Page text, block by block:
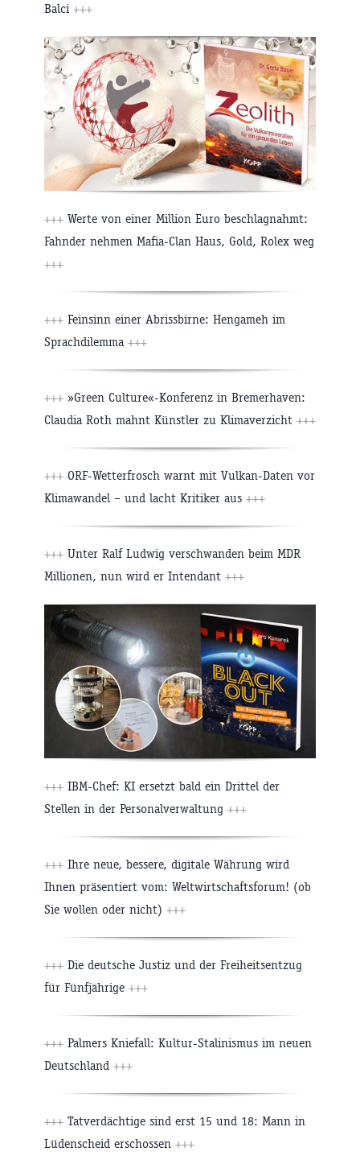
Balci +++
+++ Werte von einer Million Euro beschlagnahmt:
Fahnder nehmen Mafia-Clan Haus, Gold, Rolex weg
+++
+++ Feinsinn einer Abrissbirne: Hengameh im
Sprachdilemma +++
+++ »Green Culture«-Konferenz in Bremerhaven:
Claudia Roth mahnt Künstler zu Klimaverzicht +++
+++ ORF-Wetterfrosch warnt mit Vulkan-Daten vor
Klimawandel – und lacht Kritiker aus +++
+++ Unter Ralf Ludwig verschwanden beim MDR
Millionen, nun wird er Intendant +++
+++ IBM-Chef: KI ersetzt bald ein Drittel der
Stellen in der Personalverwaltung +++
+++ Ihre neue, bessere, digitale Währung wird
Ihnen präsentiert vom: Weltwirtschaftsforum! (ob
Sie wollen oder nicht) +++
+++ Die deutsche Justiz und der Freiheitsentzug
für Fünfjährige +++
+++ Palmers Kniefall: Kultur-Stalinismus im neuen
Deutschland +++
+++ Tatverdächtige sind erst 15 und 18: Mann in
Lüdenscheid erschossen +++